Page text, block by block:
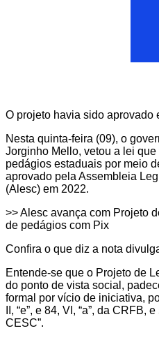
O projeto havia sido aprovado
Nesta quinta-feira (09), o
Jorginho Mello, vetou a lei
pedágios estaduais por meio
aprovado pela Assembleia
(Alesc) em 2022.
>> Alesc avança com Projeto
de pedágios com Pix
Confira o que diz a nota
Entende-se que o Projeto de
do ponto de vista social,
formal por vício de iniciativa,
II, “e”, e 84, VI, “a”, da CRFB,
CESC”.